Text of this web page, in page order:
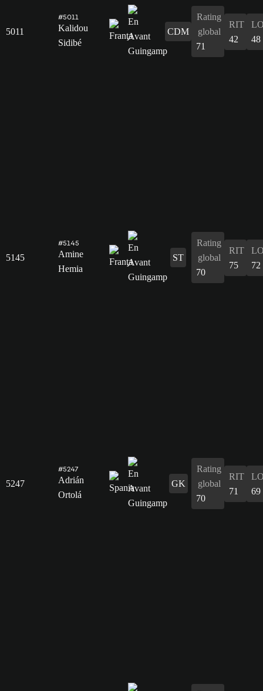
5011
#5011
Kalidou
Sidibé
CDM
Rating
global
71
RIT
42
48
5145
#5145
Amine
Hemia
ST
Rating
global
70
RIT
75
72
5247
#5247
Adrián
Ortolá
GK
Rating
global
70
RIT
71
69